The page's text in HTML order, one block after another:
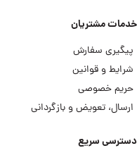
خدمات مشتریان
پیگیری سفارش
شرایط و قوانین
حریم خصوصی
ارسال، تعویض و بازگردانی
دسترسی سریع